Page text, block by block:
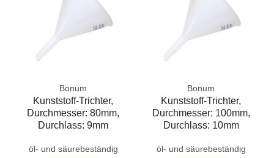
Bonum
Kunststoff-Trichter,
Durchmesser: 80mm,
Durchlass: 9mm
öl- und säurebeständig
Bonum
Kunststoff-Trichter,
Durchmesser: 100mm,
Durchlass: 10mm
öl- und säurebeständig